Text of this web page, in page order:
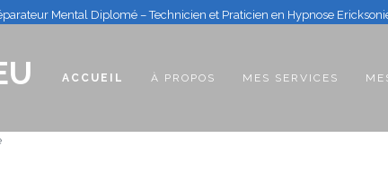
Mental Diplomé – Technicien et Praticien en Hypnose
ACCUEIL (CURRENT)
À PROPOS MES SERVICES